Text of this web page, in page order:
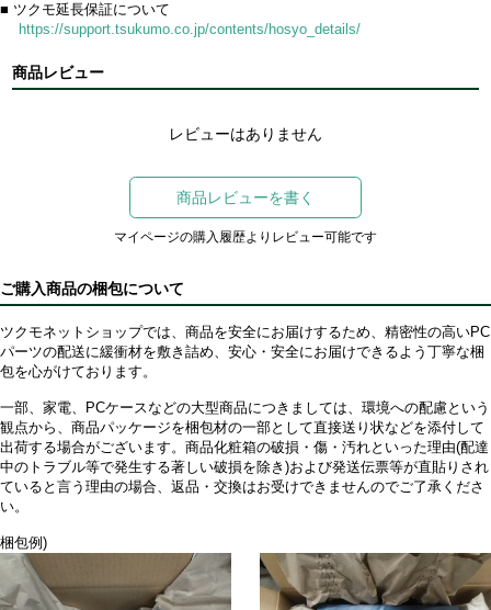
■ ツクモ延長保証について
https://support.tsukumo.co.jp/contents/hosyo_details/
商品レビュー
レビューはありません
商品レビューを書く
マイページの購入履歴よりレビュー可能です
ご購入商品の梱包について
ツクモネットショップでは、商品を安全にお届けするため、精密性の高いPC
パーツの配送に緩衝材を敷き詰め、安心・安全にお届けできるよう丁寧な梱
包を心がけております。
一部、家電、PCケースなどの大型商品につきましては、環境への配慮という
観点から、商品パッケージを梱包材の一部として直接送り状などを添付して
出荷する場合がございます。商品化粧箱の破損・傷・汚れといった理由(配達
中のトラブル等で発生する著しい破損を除き)および発送伝票等が直貼りされ
ていると言う理由の場合、返品・交換はお受けできませんのでご了承くださ
い。
梱包例)